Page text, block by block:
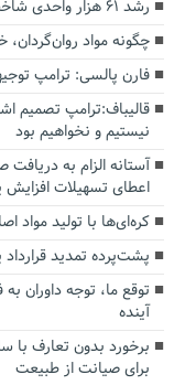
رشد ۶۱ هزار واحدی شاخص بورس
چگونه مواد
فارن پالسی: ترامپ
قالیباف:ترامپ تصمیم
نیستیم و نخواهیم بود
اعطای تسهیلات افزایش
کره‌ای‌ها با تولید مواد
پشت‌پرده تمدید
توقع ما، توجه داوران
آینده
برخورد بدون تعارف
برای صیانت از طبیعت